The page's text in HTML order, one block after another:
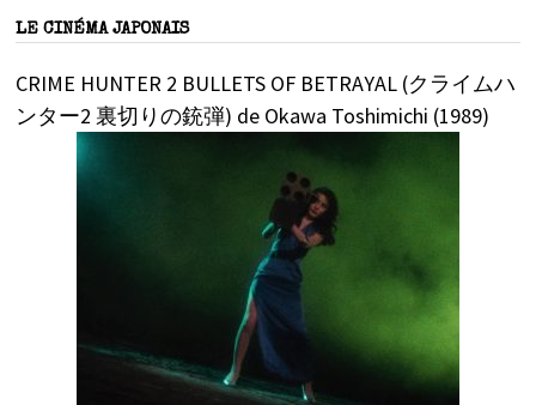
LE CINÉMA JAPONAIS
CRIME HUNTER 2 BULLETS OF BETRAYAL (クライムハ
ンター2 裏切りの銃弾) de Okawa Toshimichi (1989)